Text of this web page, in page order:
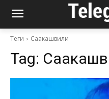
Теги Саакашвили
Tag: